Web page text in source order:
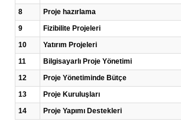
8
Proje hazırlama
9
Fizibilite Projeleri
10
Yatırım Projeleri
11
Bilgisayarlı Proje Yönetimi
12
Proje Yönetiminde Bütçe
13
Proje Kuruluşları
14
Proje Yapımı Destekleri